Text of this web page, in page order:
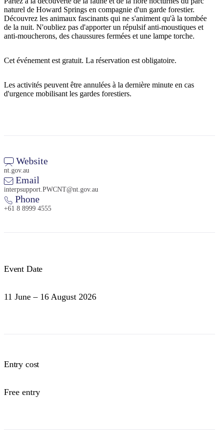
Rechercher:
Sign
up
naturel de Howard Springs en compagnie d'un garde forestier.
Découvrez les animaux fascinants qui ne s'animent qu'à la tombée
de la nuit. N'oubliez pas d'apporter un répulsif anti-moustiques et
anti-moucherons, des chaussures fermées et une lampe torche.
Cet événement est gratuit. La réservation est obligatoire.
Les activités peuvent être annulées à la dernière minute en cas
d'urgence mobilisant les gardes forestiers.
Website
nt.gov.au
Email
interpsupport.PWCNT@nt.gov.au
Phone
+61 8 8999 4555
Event Date
11 June – 16 August 2026
Entry cost
Free entry